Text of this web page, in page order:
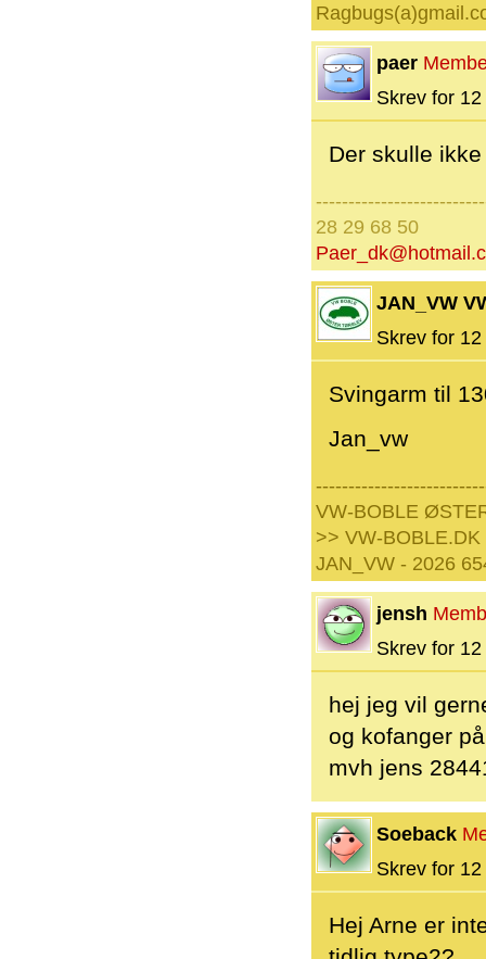
paer
Skrev for
Der skulle
28 29 68 50
JAN_VW
Skrev for
Svingarm til
Jan_vw
VW-BOBLE
>> VW-
JAN_VW - 2026
jensh
Skrev for
hej jeg vil
og kofanger
mvh jens
Soeback
Skrev for
Hej Arne er